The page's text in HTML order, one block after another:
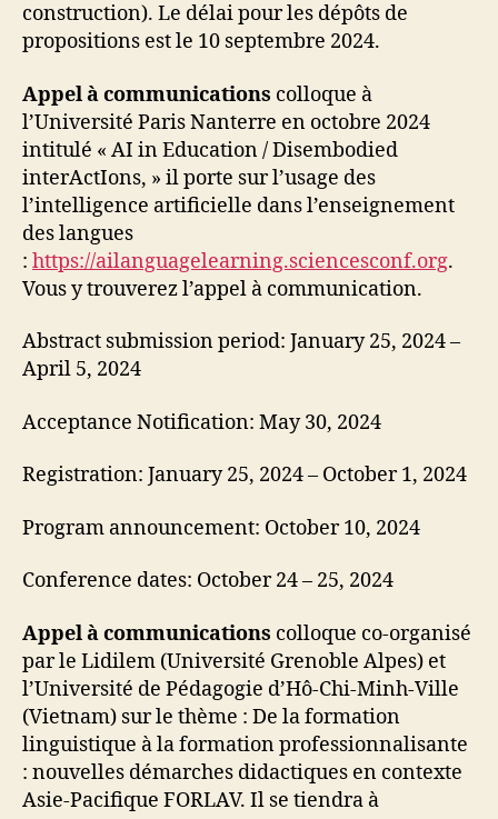
construction). Le délai pour les dépôts de
propositions est le 10 septembre 2024.
Appel à communications colloque à
l’Université Paris Nanterre en octobre 2024
intitulé « AI in Education / Disembodied
interActIons, » il porte sur l’usage des
l’intelligence artificielle dans l’enseignement
des langues
: https://ailanguagelearning.sciencesconf.org.
Vous y trouverez l’appel à communication.
Abstract submission period: January 25, 2024 –
April 5, 2024
Acceptance Notification: May 30, 2024
Registration: January 25, 2024 – October 1, 2024
Program announcement: October 10, 2024
Conference dates: October 24 – 25, 2024
Appel à communications colloque co-organisé
par le Lidilem (Université Grenoble Alpes) et
l’Université de Pédagogie d’Hô-Chi-Minh-Ville
(Vietnam) sur le thème : De la formation
linguistique à la formation professionnalisante
: nouvelles démarches didactiques en contexte
Asie-Pacifique FORLAV. Il se tiendra à